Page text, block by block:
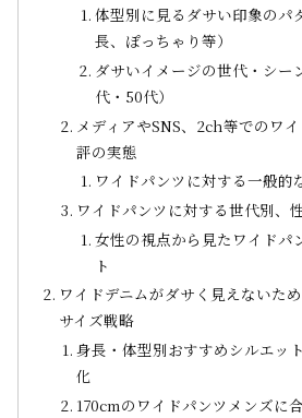
体型別に見るダサい印象のパ
長、ぽっちゃり等）
ダサいイメージの世代・シー
代・50代）
メディアやSNS、2ch等でのワ
評の実態
ワイドパンツに対する一般的
ワイドパンツに対する世代別、
女性の視点から見たワイドパ
ト
ワイドデニムがダサく見えないた
サイズ戦略
身長・体型別おすすめシルエッ
化
170cmのワイドパンツメンズに